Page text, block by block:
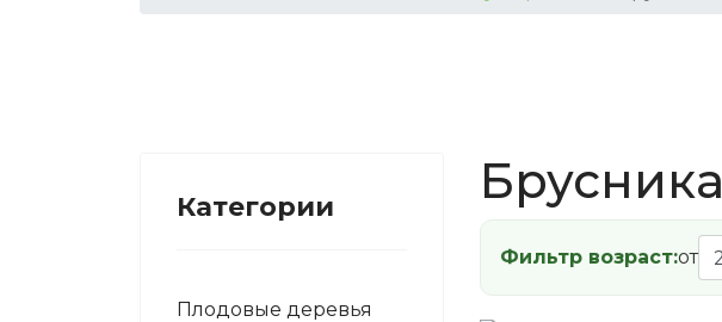
Категории
Плодовые деревья
Брусника
Фильтр возраст:от